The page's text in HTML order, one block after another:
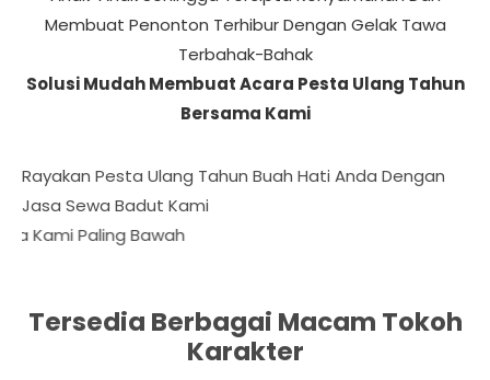
Memberikan Layanan Terbaik Dengan Berbagai
Games, Lomba-Lomba, Kuis, Edukasi Yang Baik Kepada
Anak-Anak Sehingga Tercipta Kenyamanan Dan
Membuat Penonton Terhibur Dengan Gelak Tawa
Bersama Kami